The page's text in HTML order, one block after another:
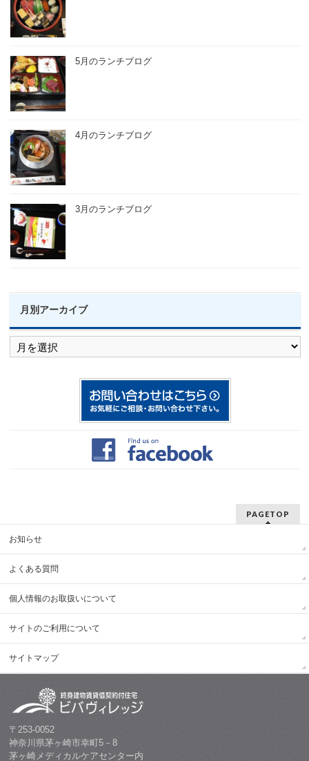
5月のランチブログ
4月のランチブログ
3月のランチブログ
月別アーカイブ
月
別
ア
PAGETOP
お知らせ
よくある質問
個人情報のお取扱いについて
サイトのご利用について
サイトマップ
〒253-0052
神奈川県茅ヶ崎市幸町5－8
茅ヶ崎メディカルケアセンター内